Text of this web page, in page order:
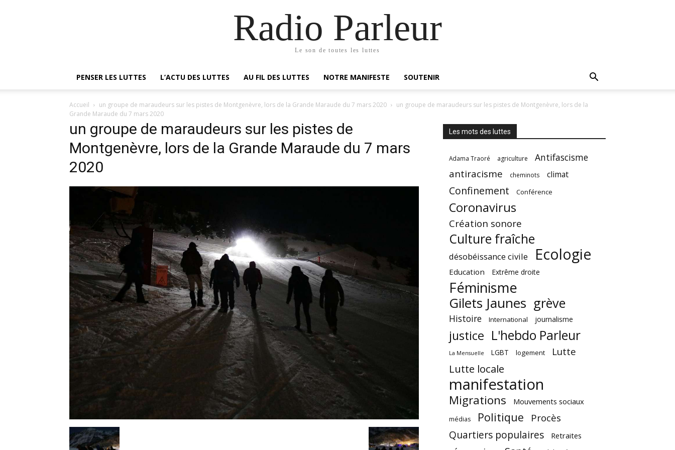
Radio Parleur
Le son de toutes les luttes
PENSER LES LUTTES L’ACTU DES LUTTES AU FIL DES LUTTES NOTRE MANIFESTE SOUTENIR
Accueil un groupe de maraudeurs sur les pistes de Montgenèvre, lors de la Grande Maraude du 7 mars 2020
un groupe de maraudeurs sur les pistes de Montgenèvre, lors de la
Grande Maraude du 7 mars 2020
un groupe de maraudeurs sur les pistes de
Montgenèvre, lors de la Grande Maraude du 7 mars
2020
Les mots des luttes
Adama Traoré agriculture Antifascisme
antiracisme cheminots climat
Confinement Conférence
Coronavirus
Création sonore
Culture fraîche
désobéissance civile Ecologie
Education Extrême droite
Féminisme
Gilets Jaunes grève
Histoire International journalisme
justice L'hebdo Parleur
La Mensuelle LGBT logement Lutte
Lutte locale
manifestation
Migrations Mouvements sociaux
médias Politique Procès
Quartiers populaires Retraites